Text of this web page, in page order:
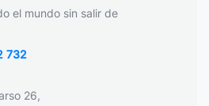
el mundo sin salir de
732
26,